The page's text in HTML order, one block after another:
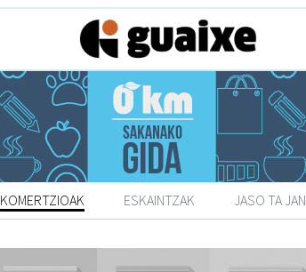
KOMERTZIOAK ESKAINTZAK JASO TA JAN